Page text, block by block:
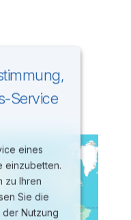
Service
eines
einzubetten.
zu Ihren
Sie die
der Nutzung